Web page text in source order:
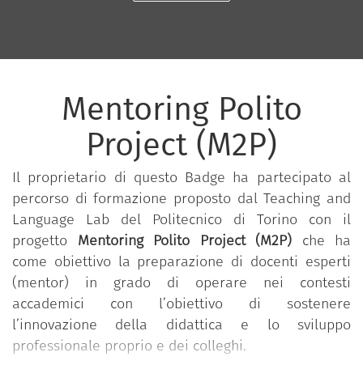
Mentoring Polito
Project (M2P)
Il proprietario di questo Badge ha partecipato al
percorso di formazione proposto dal Teaching and
Language Lab del Politecnico di Torino con il
progetto Mentoring Polito Project (M2P) che ha
come obiettivo la preparazione di docenti esperti
(mentor) in grado di operare nei contesti
accademici con l’obiettivo di sostenere
l’innovazione della didattica e lo sviluppo
professionale proprio e dei colleghi.